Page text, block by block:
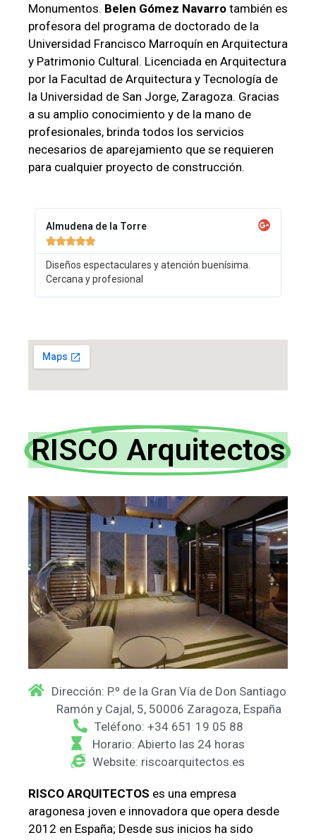
Monumentos. Belen Gómez Navarro también es
profesora del programa de doctorado de la
Universidad Francisco Marroquín en Arquitectura
y Patrimonio Cultural. Licenciada en Arquitectura
por la Facultad de Arquitectura y Tecnología de
la Universidad de San Jorge, Zaragoza. Gracias
a su amplio conocimiento y de la mano de
profesionales, brinda todos los servicios
necesarios de aparejamiento que se requieren
para cualquier proyecto de construcción.
Almudena de la Torre

Diseños espectaculares y atención buenísima.
Cercana y profesional
RISCO Arquitectos
Dirección: P.º de la Gran Vía de Don Santiago
Ramón y Cajal, 5, 50006 Zaragoza, España
Teléfono: +34 651 19 05 88
Horario: Abierto las 24 horas
Website: riscoarquitectos.es
RISCO ARQUITECTOS es una empresa
aragonesa joven e innovadora que opera desde
2012 en España; Desde sus inicios ha sido